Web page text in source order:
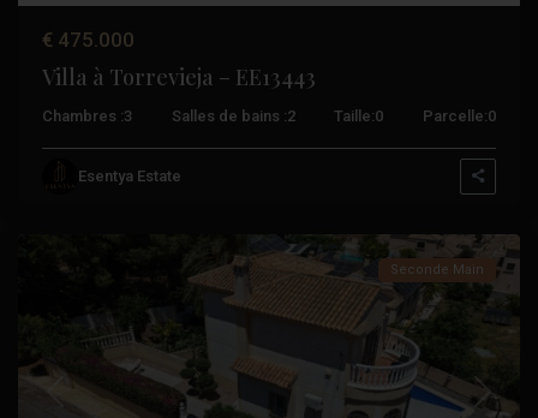
€ 475.000
Villa à Torrevieja – EE13443
Chambres :3 Salles de bains :2 Taille:0 Parcelle:0
Esentya Estate
Orihuela
Suivant
Seconde Main